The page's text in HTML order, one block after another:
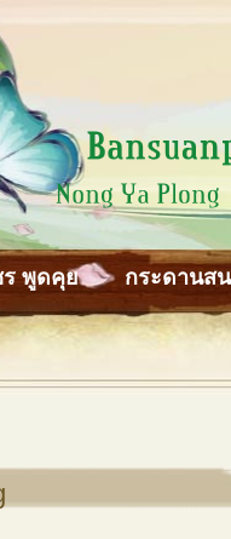
พูดคุย กระดานส